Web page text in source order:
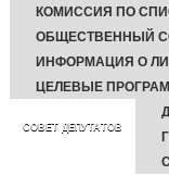
КОМИССИЯ ПО
ОБЩЕСТВЕННЫЙ
ИНФОРМАЦИЯ О
ЦЕЛЕВЫЕ
СОВЕТ ДЕПУТАТОВ